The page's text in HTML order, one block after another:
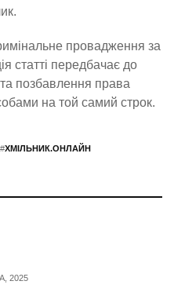
провадження за
статті передбачає до
позбавлення права
на той самий строк.
#ХМІЛЬНИК.ОНЛАЙН
2025